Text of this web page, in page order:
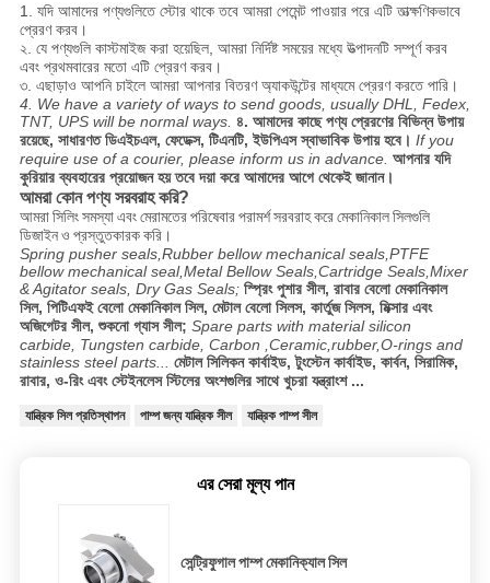
1. যদি আমাদের পণ্যগুলিতে স্টোর থাকে তবে আমরা পেমেন্ট পাওয়ার পরে এটি তাত্ক্ষণিকভাবে
প্রেরণ করব।
২. যে পণ্যগুলি কাস্টমাইজ করা হয়েছিল, আমরা নির্দিষ্ট সময়ের মধ্যে উত্পাদনটি সম্পূর্ণ করব
এবং প্রথমবারের মতো এটি প্রেরণ করব।
৩. এছাড়াও আপনি চাইলে আমরা আপনার বিতরণ অ্যাকউন্টের মাধ্যমে প্রেরণ করতে পারি।
4. We have a variety of ways to send goods, usually DHL, Fedex,
TNT, UPS will be normal ways. ৪. আমাদের কাছে পণ্য প্রেরণের বিভিন্ন উপায়
রয়েছে, সাধারণত ডিএইচএল, ফেডেক্স, টিএনটি, ইউপিএস স্বাভাবিক উপায় হবে। If you
require use of a courier, please inform us in advance. আপনার যদি
কুরিয়ার ব্যবহারের প্রয়োজন হয় তবে দয়া করে আমাদের আগে থেকেই জানান।
আমরা কোন পণ্য সরবরাহ করি?
আমরা সিলিং সমস্যা এবং মেরামতের পরিষেবার পরামর্শ সরবরাহ করে মেকানিকাল সিলগুলি
ডিজাইন ও প্রস্তুতকারক করি।
Spring pusher seals,Rubber bellow mechanical seals,PTFE
bellow mechanical seal,Metal Bellow Seals,Cartridge Seals,Mixer
& Agitator seals, Dry Gas Seals; স্প্রিং পুশার সীল, রাবার বেলো মেকানিকাল
সিল, পিটিএফই বেলো মেকানিকাল সিল, মেটাল বেলো সিলস, কার্তুজ সিলস, মিক্সার এবং
অজিগেটর সীল, শুকনো গ্যাস সীল; Spare parts with material silicon
carbide, Tungsten carbide, Carbon ,Ceramic,rubber,O-rings and
stainless steel parts...
মেটাল সিলিকন কার্বাইড, টুংস্টেন কার্বাইড, কার্বন, সিরামিক,
রাবার, ও-রিং এবং স্টেইনলেস স্টিলের অংশগুলির সাথে খুচরা যন্ত্রাংশ ...
যান্ত্রিক সিল প্রতিস্থাপন পাম্প জন্য যান্ত্রিক সীল যান্ত্রিক পাম্প সীল
এর সেরা মূল্য পান
সেন্ট্রিফুগাল পাম্প মেকানিক্যাল সিল